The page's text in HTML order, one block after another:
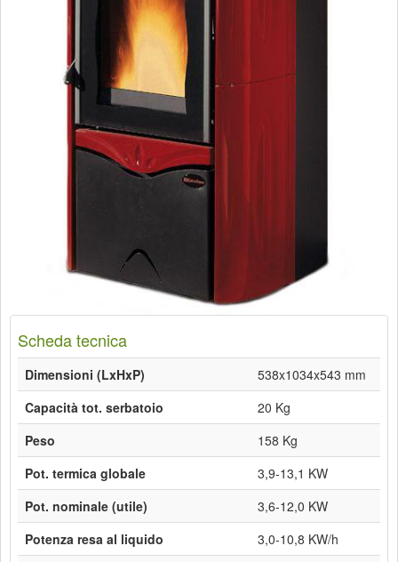
Scheda tecnica
Dimensioni (LxHxP)
538x1034x543 mm
Capacità tot. serbatoio
20 Kg
Peso
158 Kg
Pot. termica globale
3,9-13,1 KW
Pot. nominale (utile)
3,6-12,0 KW
Potenza resa al liquido
3,0-10,8 KW/h